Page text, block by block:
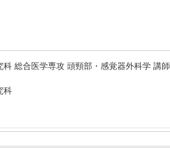
科 総合医学専攻 頭頸部・感覚器外科学 講師
科